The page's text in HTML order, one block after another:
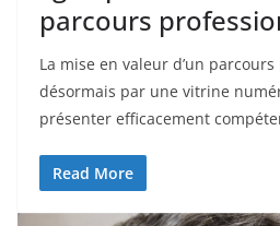
parcours
La mise en valeur d’un
désormais par une vitrine
présenter efficacement
Read More